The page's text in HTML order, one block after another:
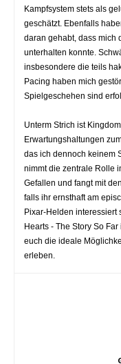
Kampfsystem stets als
geschätzt. Ebenfalls
daran gehabt, dass mich
unterhalten konnte.
insbesondere die teils
Pacing haben mich
Spielgeschehen sind
Unterm Strich ist
Erwartungshaltungen
das ich dennoch keinem
nimmt die zentrale Rolle
Gefallen und fangt mit
falls ihr ernsthaft am
Pixar-Helden interessiert
Hearts - The Story So
euch die ideale
erleben.